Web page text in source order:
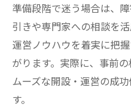
準備段階で迷う場合は、
引きや専門家への相談を
運営ノウハウを着実に把
がります。実際に、事前
ムーズな開設・運営の成
す。